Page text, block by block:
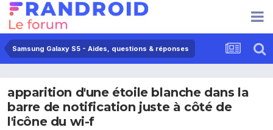
Samsung Galaxy S5 - Aides, questions & réponses
apparition d'une étoile blanche dans la
barre de notification juste à côté de
l'icône du wi-f